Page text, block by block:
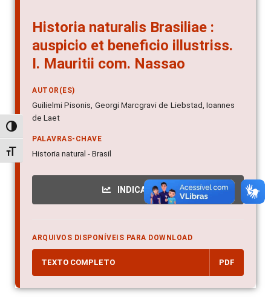
Alternar alto contraste
Alternar tamanho da fonte
Historia naturalis Brasiliae :
auspicio et beneficio illustriss.
I. Mauritii com. Nassao
AUTOR(ES)
Guilielmi Pisonis, Georgi Marcgravi de Liebstad, Ioannes
de Laet
PALAVRAS-CHAVE
Historia natural - Brasil
INDICADORES
ARQUIVOS DISPONÍVEIS PARA DOWNLOAD
TEXTO COMPLETO PDF